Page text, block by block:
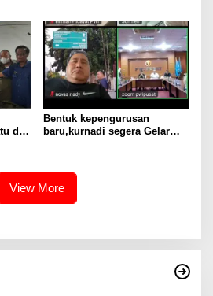
berprestasi
di
Bentuk kepengurusan
baru,kurnadi segera Gelar
View More